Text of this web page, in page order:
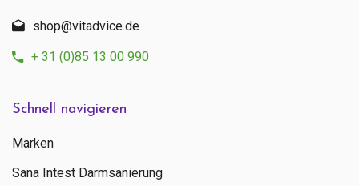
Schnell navigieren
Marken
Sana Intest Darmsanierung
shop@vitadvice.de
+ 31 (0)85 13 00 990